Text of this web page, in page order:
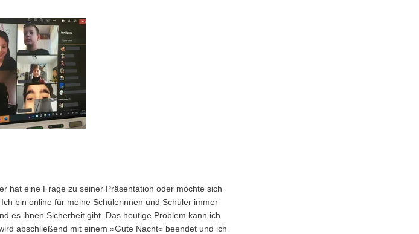
hat eine Frage zu seiner Präsentation oder möchte sich
bin online für meine Schülerinnen und Schüler immer
es ihnen Sicherheit gibt. Das heutige Problem kann ich
abschließend mit einem »Gute Nacht« beendet und ich